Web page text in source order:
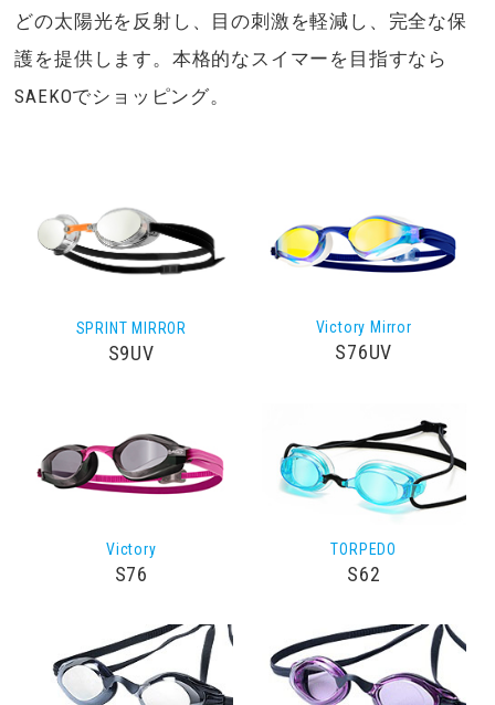
どの太陽光を反射し、目の刺激を軽減し、完全な保
護を提供します。本格的なスイマーを目指すなら
SAEKOでショッピング。
SPRINT MIRROR
S9UV
Victory Mirror
S76UV
Victory
S76
TORPEDO
S62